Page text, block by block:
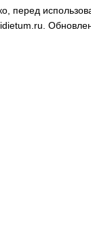
перед
idietum.ru .